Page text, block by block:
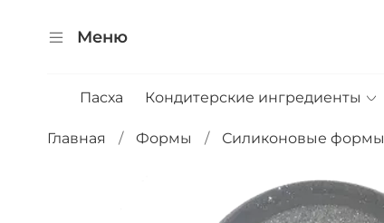
Меню
Пасха Кондитерские ингредиенты
Главная Формы Силиконовые формы